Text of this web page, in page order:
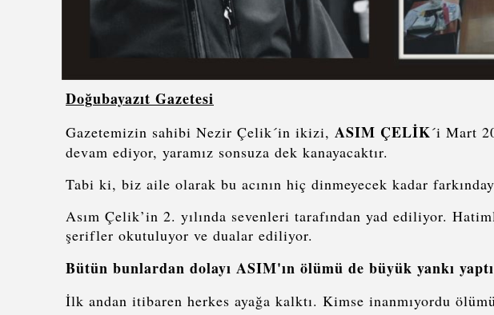
Doğubayazıt Gazetesi
Gazetemizin sahibi Nezir Çelik´in ikizi, ASIM ÇELİK´i Mart
devam ediyor, yaramız sonsuza dek kanayacaktır.
Tabi ki, biz aile olarak bu acının hiç dinmeyecek kadar
Asım Çelik’in 2. yılında sevenleri tarafından yad ediliyor.
şerifler okutuluyor ve dualar ediliyor.
Bütün bunlardan dolayı ASIM'ın ölümü de büyük yankı
İlk andan itibaren herkes ayağa kalktı. Kimse inanmıyordu